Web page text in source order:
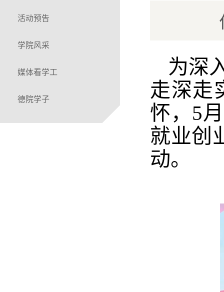
活动预告
学院风采
媒体看学工
德院学子
为深
走深走
怀，5
就业创
动。